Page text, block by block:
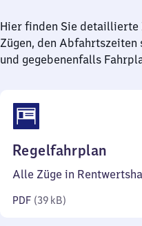
Hier finden Sie detaillierte
Zügen, den Abfahrtszeiten
und gegebenenfalls
Regelfahrplan
39
Alle Züge in
PDF (39 kB)